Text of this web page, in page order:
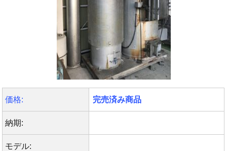
価格: 完売済み商品
納期:
モデル: